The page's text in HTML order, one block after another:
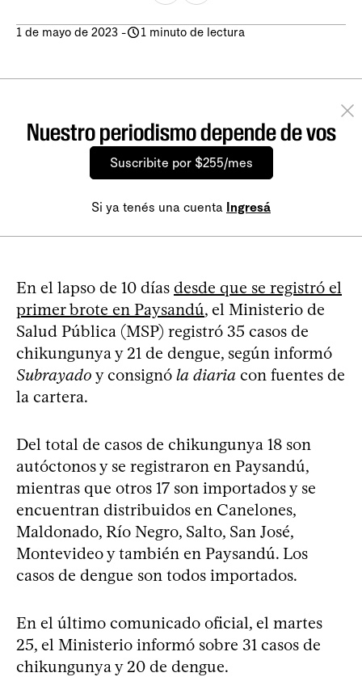
1 de mayo de 2023 - 1 minuto de lectura
Nuestro periodismo depende de vos
Suscribite por $255/mes
Si ya tenés una cuenta Ingresá
En el lapso de 10 días desde que se registró el
primer brote en Paysandú, el Ministerio de
Salud Pública (MSP) registró 35 casos de
chikungunya y 21 de dengue, según informó
Subrayado y consignó la diaria con fuentes de
la cartera.
Del total de casos de chikungunya 18 son
autóctonos y se registraron en Paysandú,
mientras que otros 17 son importados y se
encuentran distribuidos en Canelones,
Maldonado, Río Negro, Salto, San José,
Montevideo y también en Paysandú. Los
casos de dengue son todos importados.
En el último comunicado oficial, el martes
25, el Ministerio informó sobre 31 casos de
chikungunya y 20 de dengue.